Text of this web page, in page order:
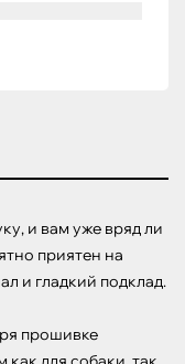
и вам уже вряд ли
приятен на
и гладкий подклад.
прошивке